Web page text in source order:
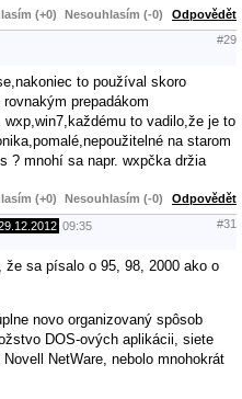
(+0) Nesouhlasím (-0) Odpovědět
#29
to používal skoro
prepadákom
wxp,win7,každému to vadilo,že je to
na starom
? mnohí sa napr. wxpčka držia
(+0) Nesouhlasím (-0) Odpovědět
09:35 #31
že sa písalo o 95, 98, 2000 ako o
novo organizovaný spôsob
DOS-ových aplikácii, siete
NetWare, nebolo mnohokrát